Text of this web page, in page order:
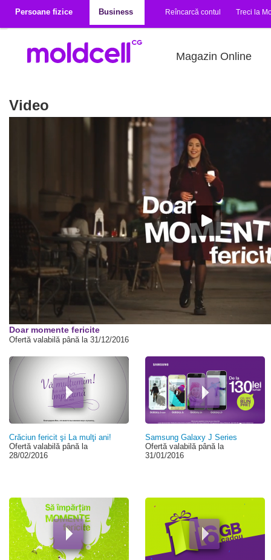
Persoane fizice
Business Reîncarcă contul Treci la
Magazin Online
Video
Doar momente fericite
Ofertă valabilă până la 31/12/2016
Crăciun fericit şi La mulţi ani!
Ofertă valabilă până la
28/02/2016
Samsung Galaxy J Series
Ofertă valabilă până la
31/01/2016